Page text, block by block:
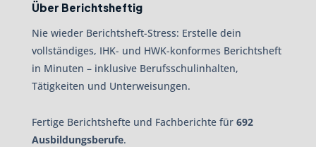
Über Berichtsheftig
Nie wieder Berichtsheft-Stress: Erstelle dein
vollständiges, IHK- und HWK-konformes Berichtsheft
in Minuten – inklusive Berufsschulinhalten,
Tätigkeiten und Unterweisungen.
Fertige Berichtshefte und Fachberichte für 692
Ausbildungsberufe.